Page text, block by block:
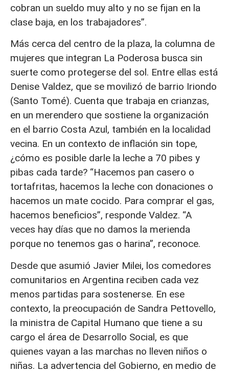
cobran un sueldo muy alto y no se fijan en la
clase baja, en los trabajadores”.
Más cerca del centro de la plaza, la columna de
mujeres que integran La Poderosa busca sin
suerte como protegerse del sol. Entre ellas está
Denise Valdez, que se movilizó de barrio Iriondo
(Santo Tomé). Cuenta que trabaja en crianzas,
en un merendero que sostiene la organización
en el barrio Costa Azul, también en la localidad
vecina. En un contexto de inflación sin tope,
¿cómo es posible darle la leche a 70 pibes y
pibas cada tarde? “Hacemos pan casero o
tortafritas, hacemos la leche con donaciones o
hacemos un mate cocido. Para comprar el gas,
hacemos beneficios”, responde Valdez. “A
veces hay días que no damos la merienda
porque no tenemos gas o harina”, reconoce.
Desde que asumió Javier Milei, los comedores
comunitarios en Argentina reciben cada vez
menos partidas para sostenerse. En ese
contexto, la preocupación de Sandra Pettovello,
la ministra de Capital Humano que tiene a su
cargo el área de Desarrollo Social, es que
quienes vayan a las marchas no lleven niños o
niñas. La advertencia del Gobierno, en medio de